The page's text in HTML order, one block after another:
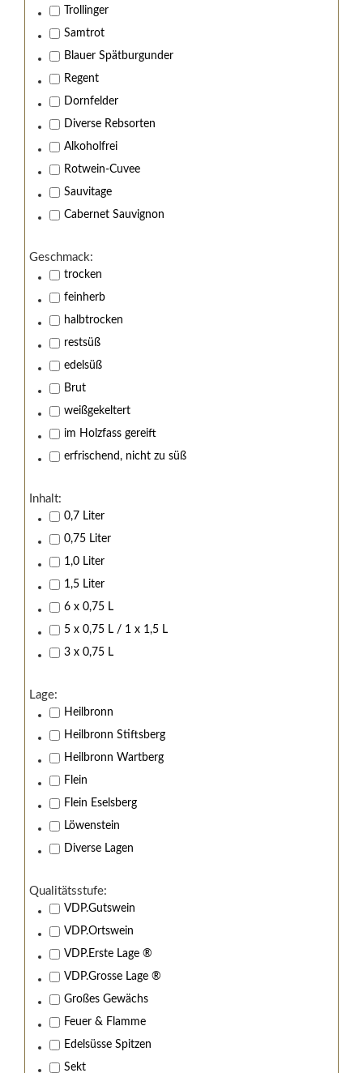
Trollinger
Samtrot
Blauer Spätburgunder
Regent
Dornfelder
Diverse Rebsorten
Alkoholfrei
Rotwein-Cuvee
Sauvitage
Cabernet Sauvignon
Geschmack:
trocken
feinherb
halbtrocken
restsüß
edelsüß
Brut
weißgekeltert
im Holzfass gereift
erfrischend, nicht zu süß
Inhalt:
0,7 Liter
0,75 Liter
1,0 Liter
1,5 Liter
6 x 0,75 L
5 x 0,75 L / 1 x 1,5 L
3 x 0,75 L
Lage:
Heilbronn
Heilbronn Stiftsberg
Heilbronn Wartberg
Flein
Flein Eselsberg
Löwenstein
Diverse Lagen
Qualitätsstufe:
VDP.Gutswein
VDP.Ortswein
VDP.Erste Lage ®
VDP.Grosse Lage ®
Großes Gewächs
Feuer & Flamme
Edelsüsse Spitzen
Sekt